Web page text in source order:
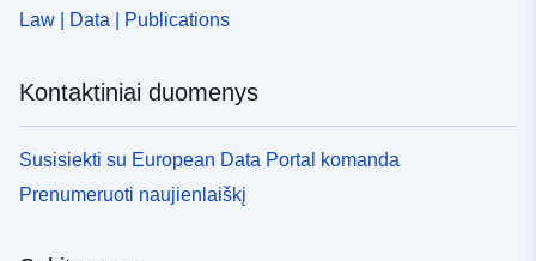
Law | Data | Publications
Kontaktiniai duomenys
Susisiekti su European Data Portal komanda
Prenumeruoti naujienlaiškį